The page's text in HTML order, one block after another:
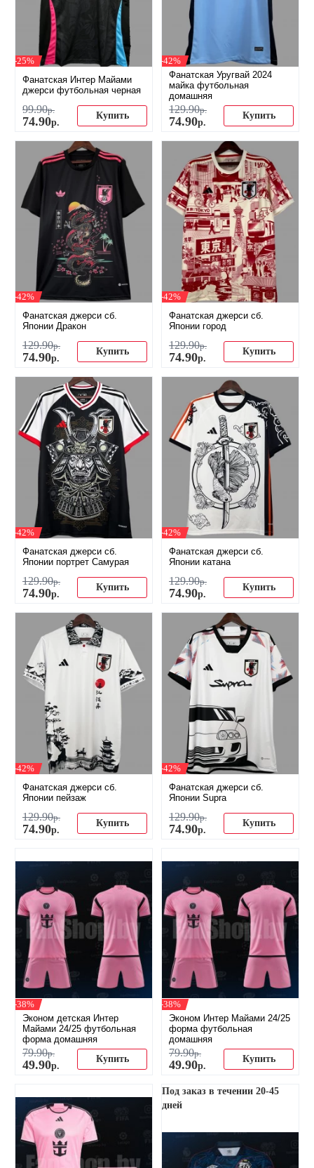
-25%
Фанатская Интер Майами
джерси футбольная черная
99.90р.
74.90р.
Купить
-42%
Фанатская Уругвай 2024
майка футбольная
домашняя
129.90р.
74.90р.
Купить
-42%
Фанатская джерси сб.
Японии Дракон
129.90р.
74.90р.
Купить
-42%
Фанатская джерси сб.
Японии город
129.90р.
74.90р.
Купить
-42%
Фанатская джерси сб.
Японии портрет Самурая
129.90р.
74.90р.
Купить
-42%
Фанатская джерси сб.
Японии катана
129.90р.
74.90р.
Купить
-42%
Фанатская джерси сб.
Японии пейзаж
129.90р.
74.90р.
Купить
-42%
Фанатская джерси сб.
Японии Supra
129.90р.
74.90р.
Купить
-38%
Эконом детская Интер
Майами 24/25 футбольная
форма домашняя
79.90р.
49.90р.
Купить
-38%
Эконом Интер Майами 24/25
форма футбольная
домашняя
79.90р.
49.90р.
Купить
Под заказ в течении 20-45
дней